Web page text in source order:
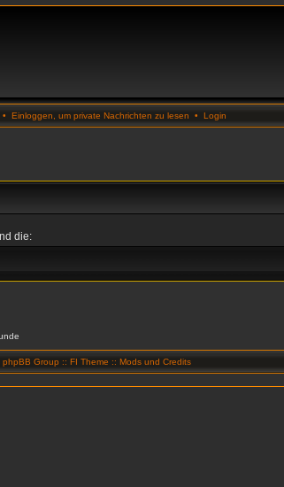
• Einloggen, um private Nachrichten zu lesen • Login
die:
Group :: FI Theme :: Mods und Credits